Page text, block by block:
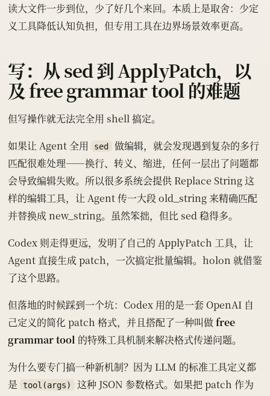
读大文件一步到位，少了好几个来回。本质上是取舍：少定
义工具降低认知负担，但专用工具在边界场景效率更高。
写：从 sed 到 ApplyPatch，以
及 free grammar tool 的难题
但写操作就无法完全用 shell 搞定。
如果让 Agent 全用
sed
做编辑，就会发现遇到复杂的多行
匹配很难处理——换行、转义、缩进，任何一层出了问题都
会导致编辑失败。所以很多系统会提供 Replace String 这
样的编辑工具，让 Agent 传一大段 old_string 来精确匹配
并替换成 new_string。虽然笨拙，但比 sed 稳得多。
Codex 则走得更远，发明了自己的 ApplyPatch 工具，让
Agent 直接生成 patch，一次搞定批量编辑。holon 就借鉴
了这个思路。
但落地的时候踩到一个坑：Codex 用的是一套 OpenAI 自
己定义的简化 patch 格式，并且搭配了一种叫做free
grammar tool 的特殊工具机制来解决格式传递问题。
为什么要专门搞一种新机制？因为 LLM 的标准工具定义都
是
tool(args)
这种 JSON 参数格式。如果把 patch 作为